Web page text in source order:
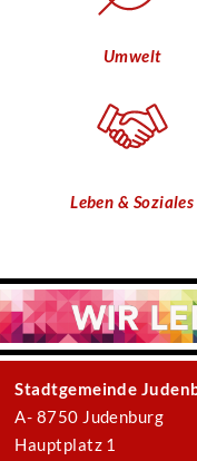
Umwelt
Leben & Soziales
Stadtgemeinde
A- 8750 Judenburg
Hauptplatz 1